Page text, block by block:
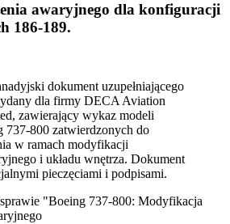
awaryjnego dla konfiguracji
186-189.
"Boeing 737-800: Modyfikacja